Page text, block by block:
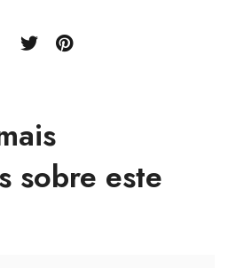
sobre este